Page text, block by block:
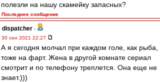
полезли на нашу скамейку запасных?
Последнее сообщение
dispatcher -
30 сен 2021 22:27
А я сегодня молчал при каждом голе, как рыба,
тоже на фарт. Жена в другой комнате сериал
смотрит и по телефону треплется. Она еще не
знает.)))